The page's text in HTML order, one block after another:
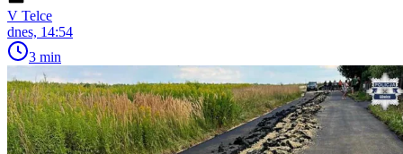
V Telce
dnes, 14:54
3 min